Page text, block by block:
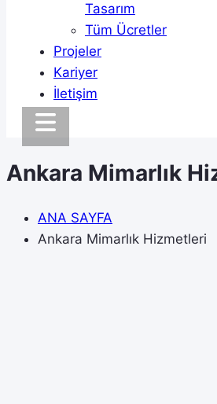
Tasarım
Tüm Ücretler
Projeler
Kariyer
İletişim
Ankara Mimarlık
ANA SAYFA
Ankara Mimarlık Hizmetleri